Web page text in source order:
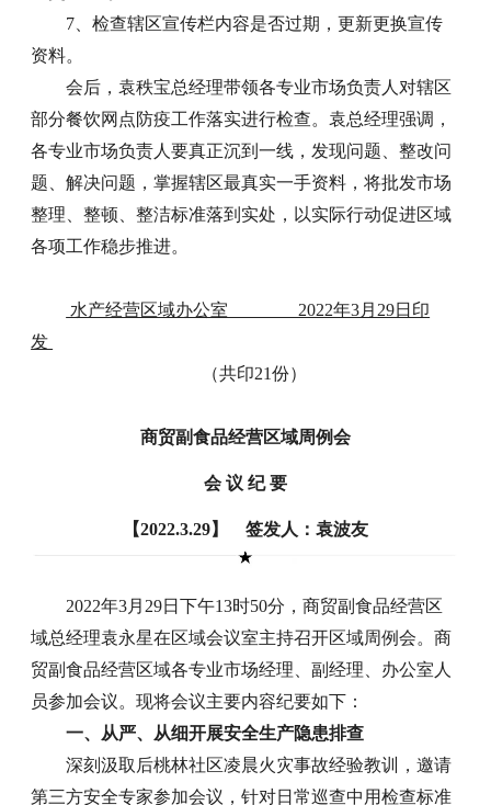
7、检查辖区宣传栏内容是否过期，更新更换宣传
资料。
会后，袁秩宝总经理带领各专业市场负责人对辖区
部分餐饮网点防疫工作落实进行检查。袁总经理强调，
各专业市场负责人要真正沉到一线，发现问题、整改问
题、解决问题，掌握辖区最真实一手资料，将批发市场
整理、整顿、整洁标准落到实处，以实际行动促进区域
各项工作稳步推进。
水产经营区域办公室 2022年3月29日印
发
（共印21份）
商贸副食品经营区域周例会
会 议 纪 要
【2022.3.29】 签发人：袁波友
2022年3月29日下午13时50分，商贸副食品经营区
域总经理袁永星在区域会议室主持召开区域周例会。商
贸副食品经营区域各专业市场经理、副经理、办公室人
员参加会议。现将会议主要内容纪要如下：
一、从严、从细开展安全生产隐患排查
深刻汲取后桃林社区凌晨火灾事故经验教训，邀请
第三方安全专家参加会议，针对日常巡查中用检查标准